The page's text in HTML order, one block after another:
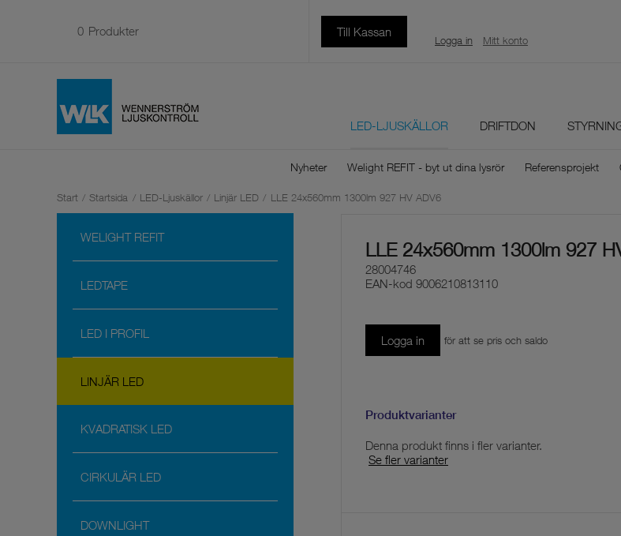
0 Produkter Till Kassan
Logga in Mitt konto
LED-LJUSKÄLLOR
WELIGHT REFIT
LEDTAPE
LED I PROFIL
LINJÄR LED
KVADRATISK LED
CIRKULÄR LED
DOWNLIGHT
DRIFTDON
Nyheter Welight REFIT - byt ut dina lysrör Referensprojekt
Start / Startsida / LED-Ljuskällor / Linjär LED / LLE 24x560mm 1300lm 927 HV ADV6
LLE 24x560mm 1300lm 927
28004746
EAN-kod 9006210813110
Logga in för att se pris och saldo
Produktvarianter
Denna produkt finns i fler varianter.
Se fler varianter